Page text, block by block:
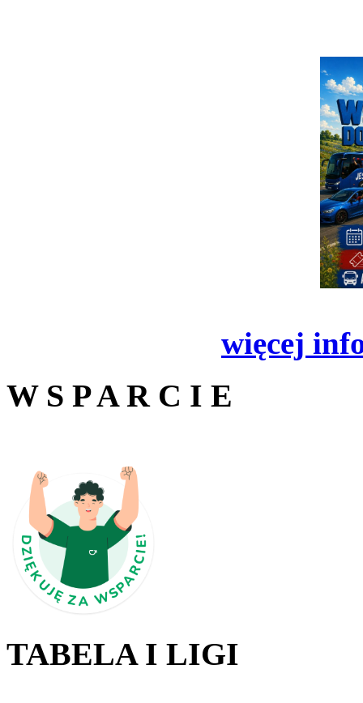
więcej
W S P A R C I E
TABELA I LIGI